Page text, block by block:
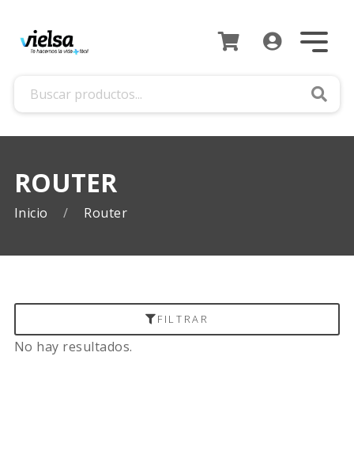
ROUTER
Inicio Router
FILTRAR
No hay resultados.